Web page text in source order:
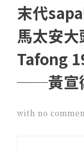
藝文空間
文化沙龍
末代
馬太安
Tafong
──黃宣
with no